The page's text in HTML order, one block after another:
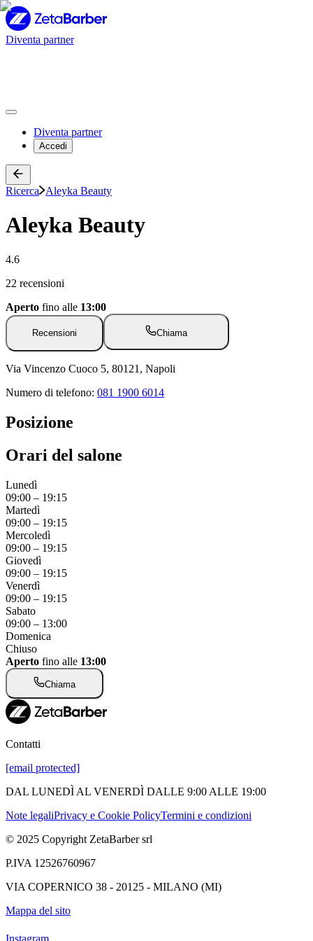
Diventa partner
Diventa partner
Accedi
Ricerca Aleyka Beauty
Aleyka Beauty
4.6
22 recensioni
Aperto fino alle 13:00
Recensioni Chiama
Via Vincenzo Cuoco 5, 80121, Napoli
Numero di telefono: 081 1900 6014
Posizione
Orari del salone
Lunedì
09:00 – 19:15
Martedì
09:00 – 19:15
Mercoledì
09:00 – 19:15
Giovedì
09:00 – 19:15
Venerdì
09:00 – 19:15
Sabato
09:00 – 13:00
Domenica
Chiuso
Aperto fino alle 13:00
Chiama
Contatti
[email protected]
DAL LUNEDÌ AL VENERDÌ DALLE 9:00 ALLE 19:00
Note legaliPrivacy e Cookie PolicyTermini e condizioni
© 2025 Copyright ZetaBarber srl
P.IVA 12526760967
VIA COPERNICO 38 - 20125 - MILANO (MI)
Mappa del sito
Instagram